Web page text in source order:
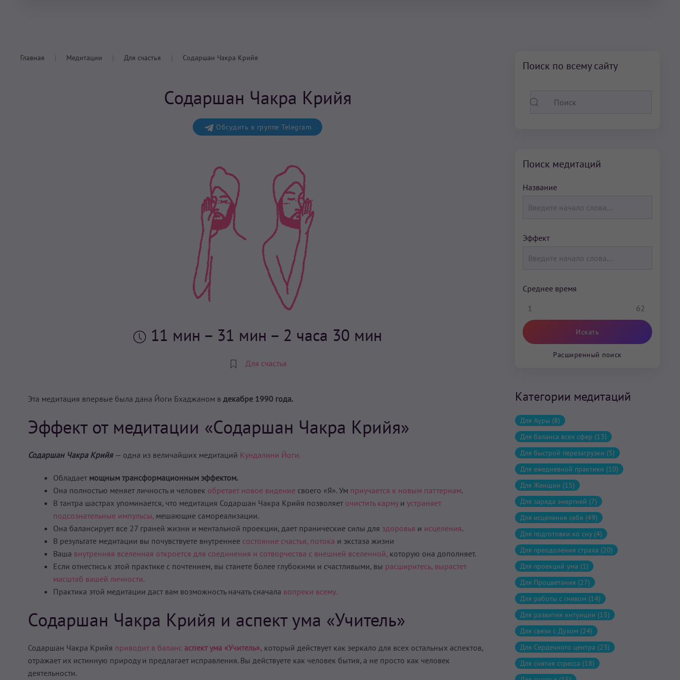
Главная Медитации Для счастья Содаршан Чакра Крийя
Содаршан Чакра Крийя
Обсудить в группе Telegram
11 мин – 31 мин – 2 часа 30 мин
Для счастья
Эта медитация впервые была дана Йоги Бхаджаном в декабре 1990 года.
Эффект от медитации «Содаршан Чакра Крийя»
Содаршан Чакра Крийя — одна из величайших медитаций Кундалини Йоги.
Обладает мощным трансформационным эффектом.
Она полностью меняет личность и человек обретает новое видение своего «Я». Ум приучается к новым паттернам.
В тантра шастрах упоминается, что медитация Содаршан Чакра Крийя позволяет очистить кармуи устраняет
подсознательные импульсы, мешающие самореализации.
Она балансирует все 27 граней жизни и ментальной проекции, дает пранические силы для здоровья и исцеления.
В результате медитации вы почувствуете внутреннее состояние счастья, потока и экстаза жизни
Ваша внутренняя вселенная откроется для соединения и сотворчества с внешней вселенной, которую она дополняет.
Если отнестись к этой практике с почтением, вы станете более глубокими и счастливыми, вы расширитесь, вырастет
масштаб вашей личности.
Практика этой медитации даст вам возможность начать сначала вопреки всему.
Содаршан Чакра Крийя и аспект ума «Учитель»
Содаршан Чакра Крийя приводит в баланс аспект ума «Учитель», который действует как зеркало для всех остальных аспектов,
отражает их истинную природу и предлагает исправления. Вы действуете как человек бытия, а не просто как человек
деятельности.
Поиск по всему сайту
Поиск медитаций
Название
Эффект
Среднее время
1
62
Расширенный поиск
Категории медитаций
Для Ауры (8)
Для баланса всех сфер (13)
Для быстрой перезагрузки (5)
Для ежедневной практики (10)
Для Женщин (15)
Для заряда энергией (7)
Для исцеления себя (49)
Для подготовки ко сну (4)
Для преодоления страха (20)
Для проекций ума (1)
Для Процветания (27)
Для работы с гневом (14)
Для развития интуиции (15)
Для связи с Духом (24)
Для Сердечного центра (23)
Для снятия стресса (18)